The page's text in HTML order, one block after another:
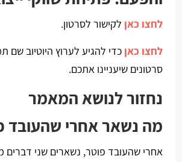
לחצו כאן לקישור לסרטון.
לחצו כאן כדי להגיע לערוץ היוטיוב שם
סרטונים שיעניינו אתכם.
נחזור לנושא המאמר
מה נשאר אחרי שהעובד
אחרי שהעובד פוטר, נשארים שני דברים